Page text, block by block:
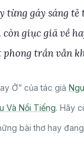
từng gáy sáng tẻ
giục giã về
trần vẫn
Ở” của tác giả
Và Nổi Tiếng. Hãy
bài thơ hay